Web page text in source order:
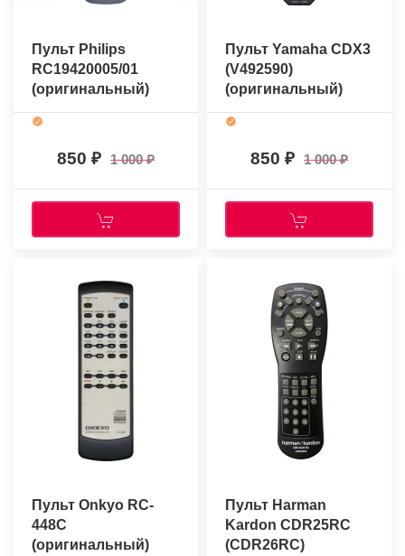
Пульт Philips
RC19420005/01
(оригинальный)
850 1 000
Пульт Yamaha CDX3
(V492590)
(оригинальный)
850 1 000
Пульт Onkyo RC-
448C
(оригинальный)
Пульт Harman
Kardon CDR25RC
(CDR26RC)